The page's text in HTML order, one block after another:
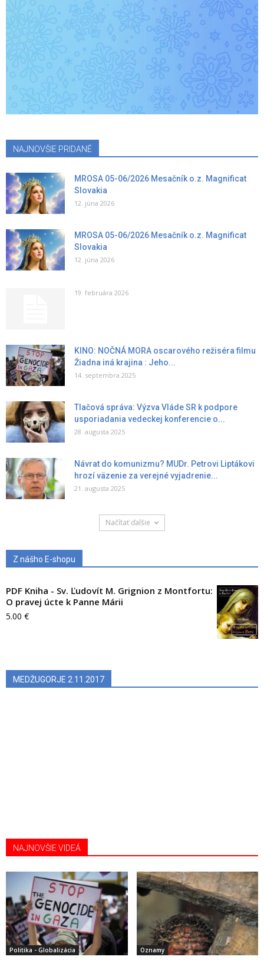
NAJNOVŠIE PRIDANÉ
MROSA 05-06/2026 Mesačník o.z. Magnificat
Slovakia
12. júna 2026
MROSA 05-06/2026 Mesačník o.z. Magnificat
Slovakia
12. júna 2026
19. februára 2026
KINO: NOČNÁ MORA oscarového režiséra filmu
Žiadna iná krajina : Jeho...
14. septembra 2025
Tlačová správa: Výzva Vláde SR k podpore
usporiadania vedeckej konferencie o...
28. augusta 2025
Návrat do komunizmu? MUDr. Petrovi Liptákovi
hrozí väzenie za verejné vyjadrenie...
21. augusta 2025
Načítať ďalšie
Z nášho E-shopu
PDF Kniha - Sv. Ľudovít M. Grignion z Montfortu:
O pravej úcte k Panne Márii
5.00 €
MEDŽUGORJE 2.11.2017
NAJNOVŠIE VIDEÁ
Politika - Globalizácia Oznamy